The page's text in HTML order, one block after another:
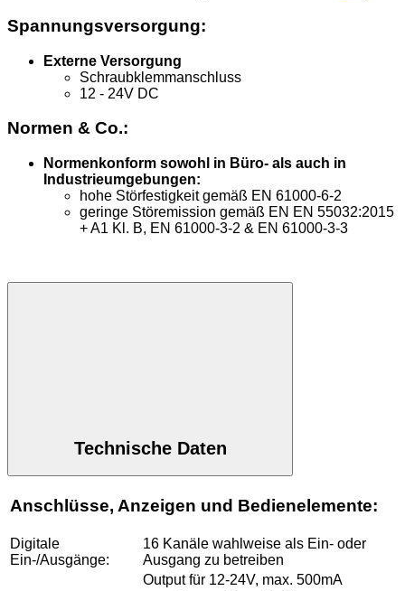
Spannungsversorgung:
Externe Versorgung
Schraubklemmanschluss
12 - 24V DC
Normen & Co.:
Normenkonform sowohl in Büro- als auch in
Industrieumgebungen:
hohe Störfestigkeit gemäß EN 61000-6-2
geringe Störemission gemäß EN EN 55032:2015
+ A1 Kl. B, EN 61000-3-2 & EN 61000-3-3
Technische Daten
Anschlüsse, Anzeigen und Bedienelemente:
Digitale
Ein-/Ausgänge:
16 Kanäle wahlweise als Ein- oder
Ausgang zu betreiben
Output für 12-24V, max. 500mA